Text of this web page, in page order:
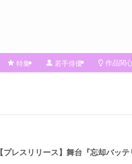
特集 若手俳優 作品関
【プレスリリース】舞台『忘却バッ